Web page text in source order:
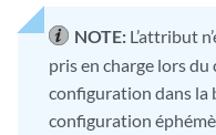
NOTE: L’attribut
pris en charge lors
configuration dans la
configuration